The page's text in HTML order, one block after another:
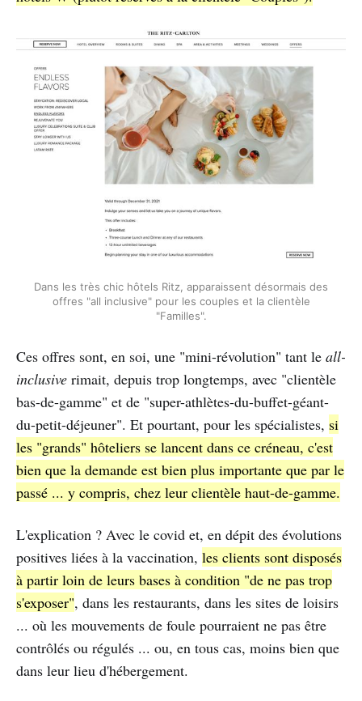
Dans les très chic hôtels Ritz, apparaissent désormais des
offres "all inclusive" pour les couples et la clientèle
"Familles".
Ces offres sont, en soi, une "mini-révolution" tant le all-
inclusive rimait, depuis trop longtemps, avec "clientèle
bas-de-gamme" et de "super-athlètes-du-buffet-géant-
du-petit-déjeuner". Et pourtant, pour les spécialistes, si
les "grands" hôteliers se lancent dans ce créneau, c'est
bien que la demande est bien plus importante que par le
passé ... y compris, chez leur clientèle haut-de-gamme.
L'explication ? Avec le covid et, en dépit des évolutions
positives liées à la vaccination, les clients sont disposés
à partir loin de leurs bases à condition "de ne pas trop
s'exposer", dans les restaurants, dans les sites de loisirs
... où les mouvements de foule pourraient ne pas être
contrôlés ou régulés ... ou, en tous cas, moins bien que
dans leur lieu d'hébergement.